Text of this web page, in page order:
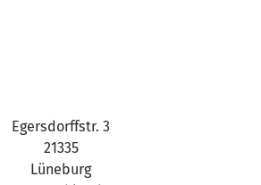
Egersdorffstr. 3
21335
Lüneburg